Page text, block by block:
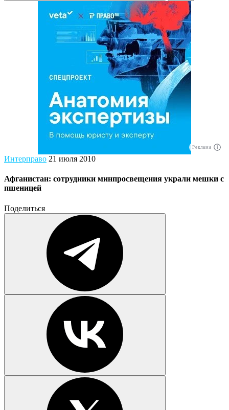
Реклама
Интерправо 21 июля 2010
Афганистан: сотрудники минпросвещения украли мешки с
пшеницей
Поделиться